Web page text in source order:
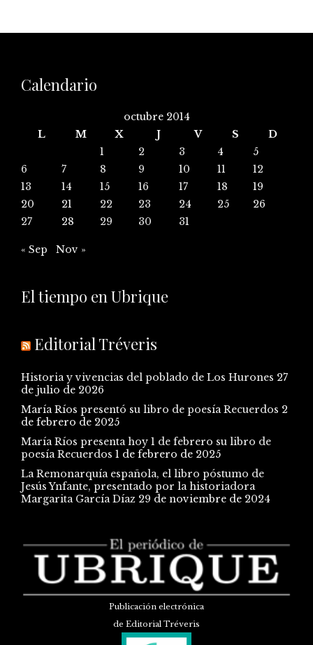
Calendario
octubre 2014
L
M X J V S
D
1
2 3 4
5
6
7 8 9 10 11
12
13
14 15 16 17 18
19
20
21 22 23 24 25
26
27
28 29 30 31
« Sep Nov »
El tiempo en Ubrique
Editorial Tréveris
Historia y vivencias del poblado de Los Hurones 27
de julio de 2026
María Ríos presentó su libro de poesía Recuerdos 2
de febrero de 2025
María Ríos presenta hoy 1 de febrero su libro de
poesía Recuerdos 1 de febrero de 2025
La Remonarquía española, el libro póstumo de
Jesús Ynfante, presentado por la historiadora
Margarita García Díaz 29 de noviembre de 2024
Publicación electrónica
de Editorial Tréveris